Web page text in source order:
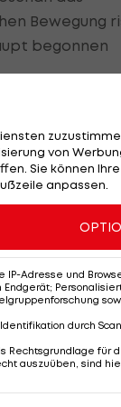
Bewegung
begonnen
mindestens
betreiben
der
Das
in Form einer
bestritt
Wieder einmal
er gleich
von
Sie können
anpassen.
Adresse und
durch
Rechtsgrundlage für
auszuüben, sind